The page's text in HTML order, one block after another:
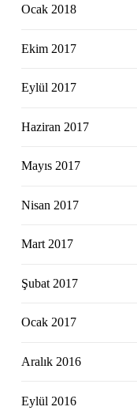
Ocak 2018
Ekim 2017
Eylül 2017
Haziran 2017
Mayıs 2017
Nisan 2017
Mart 2017
Şubat 2017
Ocak 2017
Aralık 2016
Eylül 2016